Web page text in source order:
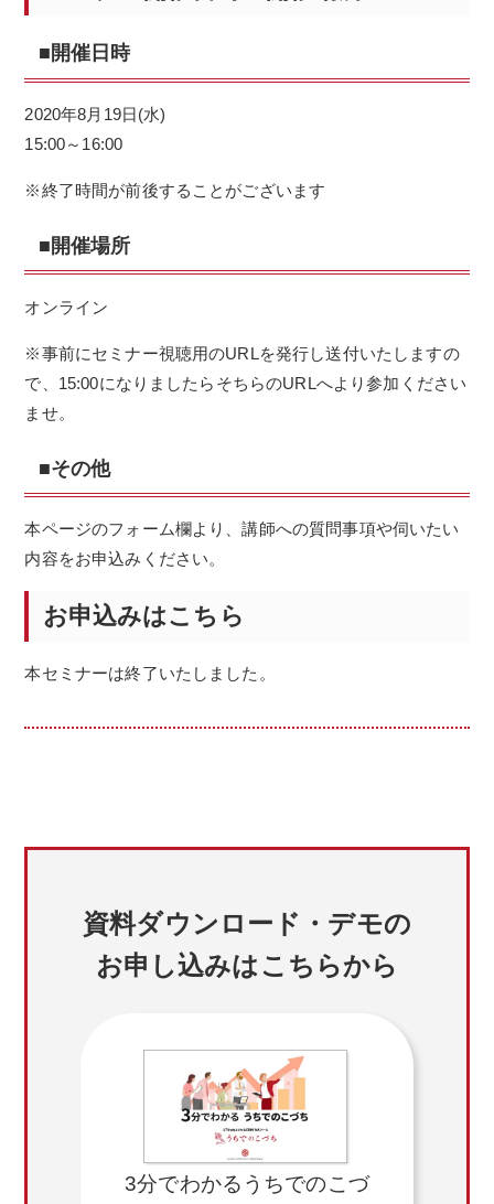
■開催日時
2020年8月19日(水)
15:00～16:00
※終了時間が前後することがございます
■開催場所
オンライン
※事前にセミナー視聴用のURLを発行し送付いたしますの
で、15:00になりましたらそちらのURLへより参加ください
ませ。
■その他
本ページのフォーム欄より、講師への質問事項や伺いたい
内容をお申込みください。
お申込みはこちら
本セミナーは終了いたしました。
資料ダウンロード・デモの
お申し込みはこちらから
3分でわかるうちでのこづ